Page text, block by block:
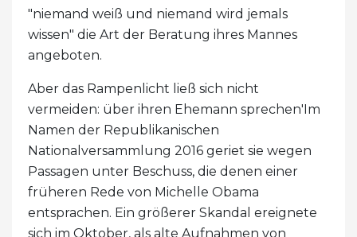
"niemand weiß und niemand wird jemals
wissen" die Art der Beratung ihres Mannes
angeboten.
Aber das Rampenlicht ließ sich nicht
vermeiden: über ihren Ehemann sprechen'Im
Namen der Republikanischen
Nationalversammlung 2016 geriet sie wegen
Passagen unter Beschuss, die denen einer
früheren Rede von Michelle Obama
entsprachen. Ein größerer Skandal ereignete
sich im Oktober, als alte Aufnahmen von